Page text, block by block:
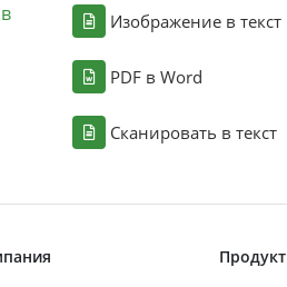
Изображение в текст
PDF в Word
Сканировать в текст
Продукт